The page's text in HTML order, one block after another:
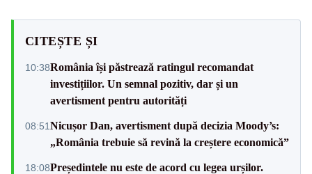
CITEȘTE ȘI
10:38România își păstrează ratingul recomandat
investițiilor. Un semnal pozitiv, dar și un
avertisment pentru autorități
08:51Nicușor Dan, avertisment după decizia Moody’s:
„România trebuie să revină la creștere economică”
18:08Președintele nu este de acord cu legea urșilor.